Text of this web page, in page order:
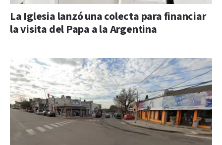
La Iglesia lanzó una colecta para financiar
la visita del Papa a la Argentina